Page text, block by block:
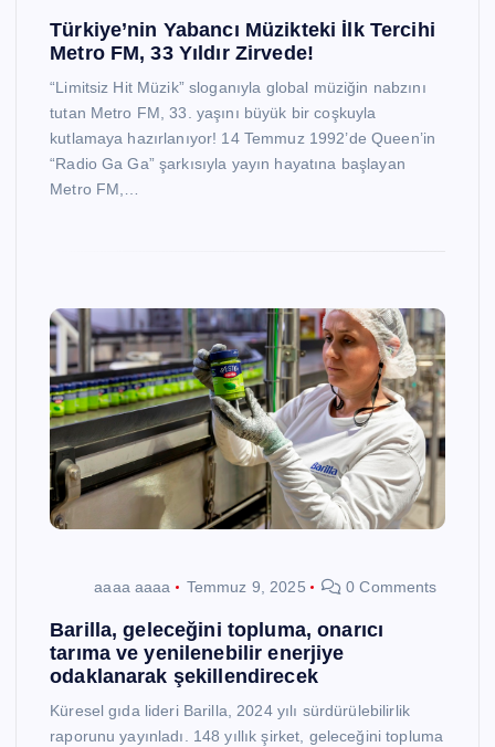
Türkiye’nin Yabancı Müzikteki İlk Tercihi
Metro FM, 33 Yıldır Zirvede!
“Limitsiz Hit Müzik” sloganıyla global müziğin nabzını
tutan Metro FM, 33. yaşını büyük bir coşkuyla
kutlamaya hazırlanıyor! 14 Temmuz 1992’de Queen’in
“Radio Ga Ga” şarkısıyla yayın hayatına başlayan
Metro FM,…
aaaa aaaa Temmuz 9, 2025 0 Comments
Barilla, geleceğini topluma, onarıcı
tarıma ve yenilenebilir enerjiye
odaklanarak şekillendirecek
Küresel gıda lideri Barilla, 2024 yılı sürdürülebilirlik
raporunu yayınladı. 148 yıllık şirket, geleceğini topluma